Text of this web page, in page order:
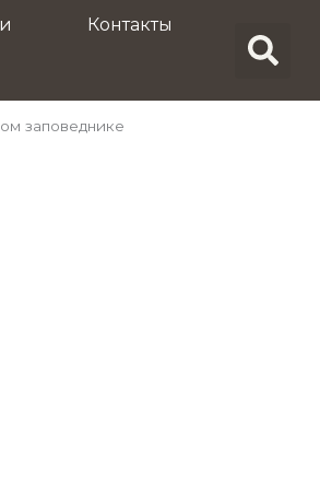
Контакты
заповеднике